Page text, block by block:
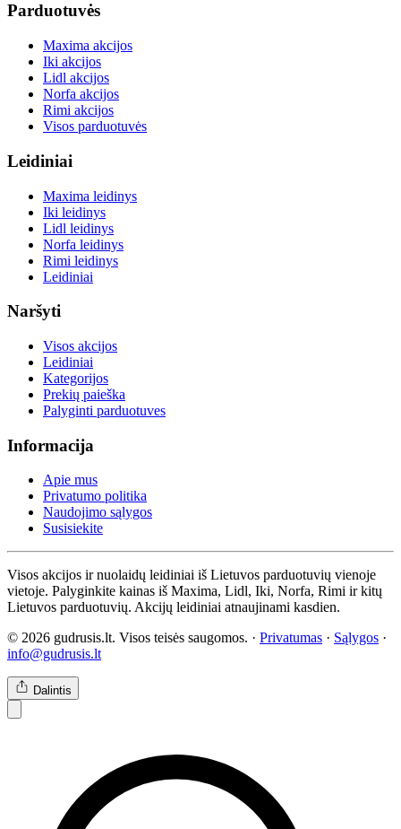
Parduotuvės
Maxima akcijos
Iki akcijos
Lidl akcijos
Norfa akcijos
Rimi akcijos
Visos parduotuvės
Leidiniai
Maxima leidinys
Iki leidinys
Lidl leidinys
Norfa leidinys
Rimi leidinys
Leidiniai
Naršyti
Visos akcijos
Leidiniai
Kategorijos
Prekių paieška
Palyginti parduotuves
Informacija
Apie mus
Privatumo politika
Naudojimo sąlygos
Susisiekite
Visos akcijos ir nuolaidų leidiniai iš Lietuvos parduotuvių vienoje
vietoje. Palyginkite kainas iš Maxima, Lidl, Iki, Norfa, Rimi ir kitų
Lietuvos parduotuvių. Akcijų leidiniai atnaujinami kasdien.
© 2026 gudrusis.lt. Visos teisės saugomos. · Privatumas · Sąlygos ·
info@gudrusis.lt
Dalintis